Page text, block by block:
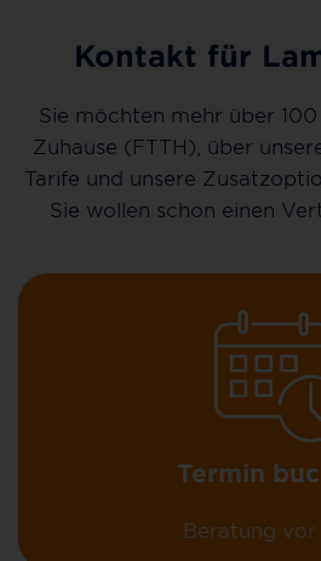
Kontakt für
Sie möchten mehr über 100
Zuhause (FTTH), über
Tarife und unsere
Sie wollen schon einen
Termin
Beratung vor